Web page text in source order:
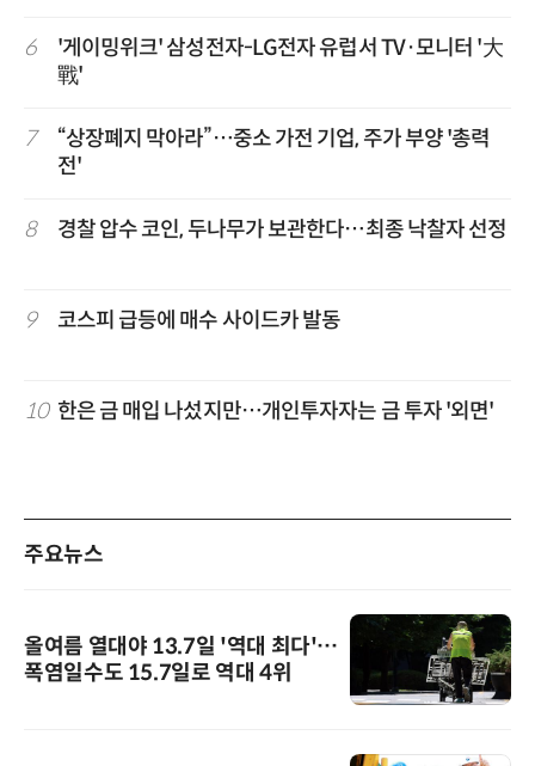
6
'게이밍위크' 삼성전자-LG전자 유럽서 TV·모니터 '大
戰'
7
“상장폐지 막아라”…중소 가전 기업, 주가 부양 '총력
전'
8 경찰 압수 코인, 두나무가 보관한다…최종 낙찰자 선정
9 코스피 급등에 매수 사이드카 발동
10 한은 금 매입 나섰지만…개인투자자는 금 투자 '외면'
주요뉴스
올여름 열대야 13.7일 '역대 최다'…
폭염일수도 15.7일로 역대 4위